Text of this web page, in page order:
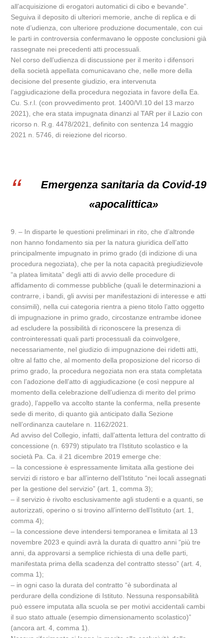
all’acquisizione di erogatori automatici di cibo e bevande”.
Seguiva il deposito di ulteriori memorie, anche di replica e di
note d’udienza, con ulteriore produzione documentale, con cui
le parti in controversia confermavano le opposte conclusioni già
rassegnate nei precedenti atti processuali.
Nel corso dell’udienza di discussione per il merito i difensori
della società appellata comunicavano che, nelle more della
decisione del presente giudizio, era intervenuta
l’aggiudicazione della procedura negoziata in favore della Ea.
Cu. S.r.l. (con provvedimento prot. 1400/VI.10 del 13 marzo
2021), che era stata impugnata dinanzi al TAR per il Lazio con
ricorso n. R.g. 4478/2021, definito con sentenza 14 maggio
2021 n. 5746, di reiezione del ricorso.
Emergenza sanitaria da Covid-19
«apocalittica»
9. – In disparte le questioni preliminari in rito, che d’altronde
non hanno fondamento sia per la natura giuridica dell’atto
principalmente impugnato in primo grado (di indizione di una
procedura negoziata), che per la nota capacità pregiudizievole
“a platea limitata” degli atti di avvio delle procedure di
affidamento di commesse pubbliche (quali le determinazioni a
contrarre, i bandi, gli avvisi per manifestazioni di interesse e atti
consimili), nella cui categoria rientra a pieno titolo l’atto oggetto
di impugnazione in primo grado, circostanze entrambe idonee
ad escludere la possibilità di riconoscere la presenza di
controinteressati quali parti processuali da coinvolgere,
necessariamente, nel giudizio di impugnazione dei ridetti atti,
oltre al fatto che, al momento della proposizione del ricorso di
primo grado, la procedura negoziata non era stata completata
con l’adozione dell’atto di aggiudicazione (e così neppure al
momento della celebrazione dell’udienza di merito del primo
grado), l’appello va accolto stante la conferma, nella presente
sede di merito, di quanto già anticipato dalla Sezione
nell’ordinanza cautelare n. 1162/2021.
Ad avviso del Collegio, infatti, dall’attenta lettura del contratto di
concessione (n. 6979) stipulato tra l’Istituto scolastico e la
società Pa. Ca. il 21 dicembre 2019 emerge che:
– la concessione è espressamente limitata alla gestione dei
servizi di ristoro e bar all’interno dell’Istituto “nei locali assegnati
per la gestione del servizio” (art. 1, comma 3);
– il servizio è rivolto esclusivamente agli studenti e a quanti, se
autorizzati, operino o si trovino all’interno dell’Istituto (art. 1,
comma 4);
– la concessione deve intendersi temporanea e limitata al 13
novembre 2023 e quindi avrà la durata di quattro anni “più tre
anni, da approvarsi a semplice richiesta di una delle parti,
manifestata prima della scadenza del contratto stesso” (art. 4,
comma 1);
– in ogni caso la durata del contratto “è subordinata al
perdurare della condizione di Istituto. Nessuna responsabilità
può essere imputata alla scuola se per motivi accidentali cambi
il suo stato attuale (esempio dimensionamento scolastico)”
(ancora art. 4, comma 1).